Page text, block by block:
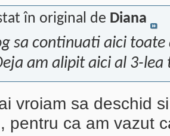
în original de Diana
sa continuati aici
am alipit aici al 3-
vroiam sa deschid
pentru ca am vazut